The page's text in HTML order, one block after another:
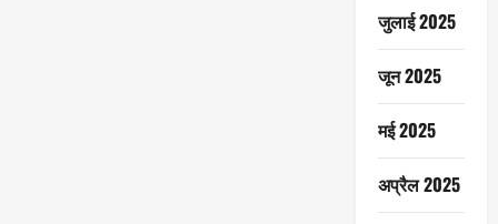
जुलाई 2025
जून 2025
मई 2025
अप्रैल 2025